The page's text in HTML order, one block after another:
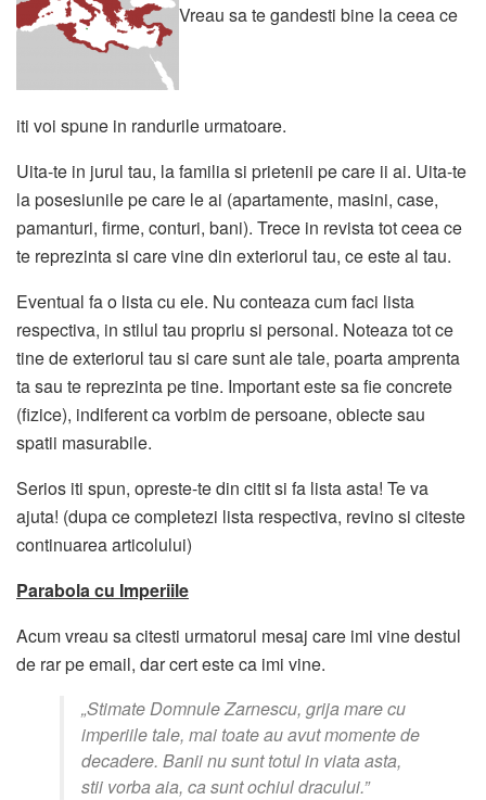
Vreau sa te gandesti bine la ceea ce
iti voi spune in randurile urmatoare.
Uita-te in jurul tau, la familia si prietenii pe care ii ai. Uita-te
la posesiunile pe care le ai (apartamente, masini, case,
pamanturi, firme, conturi, bani). Trece in revista tot ceea ce
te reprezinta si care vine din exteriorul tau, ce este al tau.
Eventual fa o lista cu ele. Nu conteaza cum faci lista
respectiva, in stilul tau propriu si personal. Noteaza tot ce
tine de exteriorul tau si care sunt ale tale, poarta amprenta
ta sau te reprezinta pe tine. Important este sa fie concrete
(fizice), indiferent ca vorbim de persoane, obiecte sau
spatii masurabile.
Serios iti spun, opreste-te din citit si fa lista asta! Te va
ajuta! (dupa ce completezi lista respectiva, revino si citeste
continuarea articolului)
Parabola cu Imperiile
Acum vreau sa citesti urmatorul mesaj care imi vine destul
de rar pe email, dar cert este ca imi vine.
„Stimate Domnule Zarnescu, grija mare cu
imperiile tale, mai toate au avut momente de
decadere. Banii nu sunt totul in viata asta,
stii vorba aia, ca sunt ochiul dracului.”